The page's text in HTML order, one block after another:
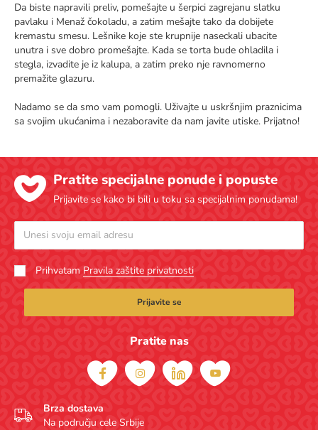
Da biste napravili preliv, pomešajte u šerpici zagrejanu slatku
pavlaku i Menaž čokoladu, a zatim mešajte tako da dobijete
kremastu smesu. Lešnike koje ste krupnije naseckali ubacite
unutra i sve dobro promešajte. Kada se torta bude ohladila i
stegla, izvadite je iz kalupa, a zatim preko nje ravnomerno
premažite glazuru.
Nadamo se da smo vam pomogli. Uživajte u uskršnjim praznicima
sa svojim ukućanima i nezaboravite da nam javite utiske. Prijatno!
Pratite specijalne ponude i popuste
Prijavite se kako bi bili u toku sa specijalnim ponudama!
Prihvatam Pravila zaštite privatnosti
Prijavite se
Pratite nas
Brza dostava
Na području cele Srbije